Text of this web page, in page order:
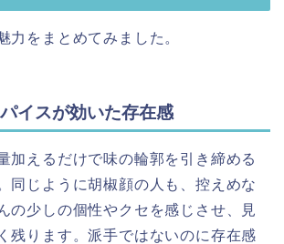
力をまとめてみました。
イスが効いた存在感
加えるだけで味の輪郭を引き締める
同じように胡椒顔の人も、控えめな
の少しの個性やクセを感じさせ、見
残ります。派手ではないのに存在感